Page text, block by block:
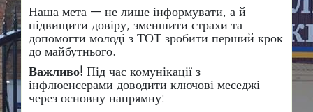
Наша мета — не лише інформувати, а й
підвищити довіру, зменшити страхи та
допомогти молоді з ТОТ зробити перший крок
до майбутнього.
Важливо! Під час комунікації з
інфлюенсерами доводити ключові меседжі
через основну напрямну: